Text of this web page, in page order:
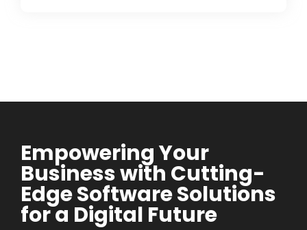
Empowering Your
Business with Cutting-
Edge Software Solutions
for a Digital Future